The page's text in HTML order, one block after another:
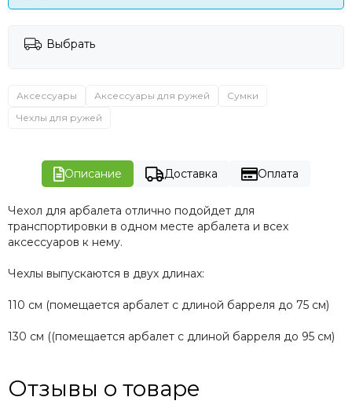
Выбрать
Аксессуары Аксессуары для ружей
Сумки
Чехлы для ружей
Описание Доставка Оплата
Чехол для арбалета отлично подойдет для
транспортировки в одном месте арбалета и всех
аксессуаров к нему.
Чехлы выпускаются в двух длинах:
110 см (помещается арбалет с длиной барреля до 75 см)
130 см ((помещается арбалет с длиной барреля до 95 см)
Отзывы о товаре